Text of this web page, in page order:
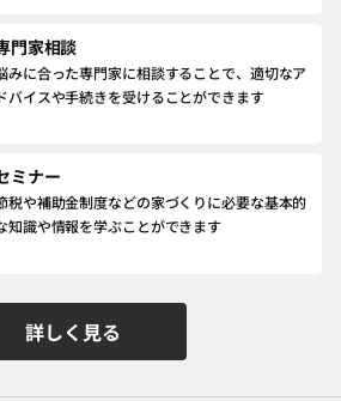
門家相談
みに合った専門家に相談することで、適切なア
バイスや手続きを受けることができます
ミナー
税や補助金制度などの家づくりに必要な基本的
知識や情報を学ぶことができます
詳しく見る